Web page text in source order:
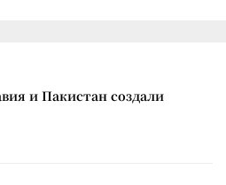
и Пакистан создали